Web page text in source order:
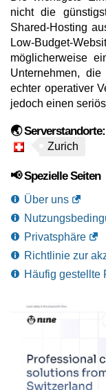
nicht die
Shared-Hosting
Low-Budget-
möglicherweise
Unternehmen,
echter operativer
jedoch einen
🌏 Serverstandorte:
Zurich
📢 Spezielle Seiten
Über uns
Privatsphäre
Richtlinie zur
Häufig gestellte